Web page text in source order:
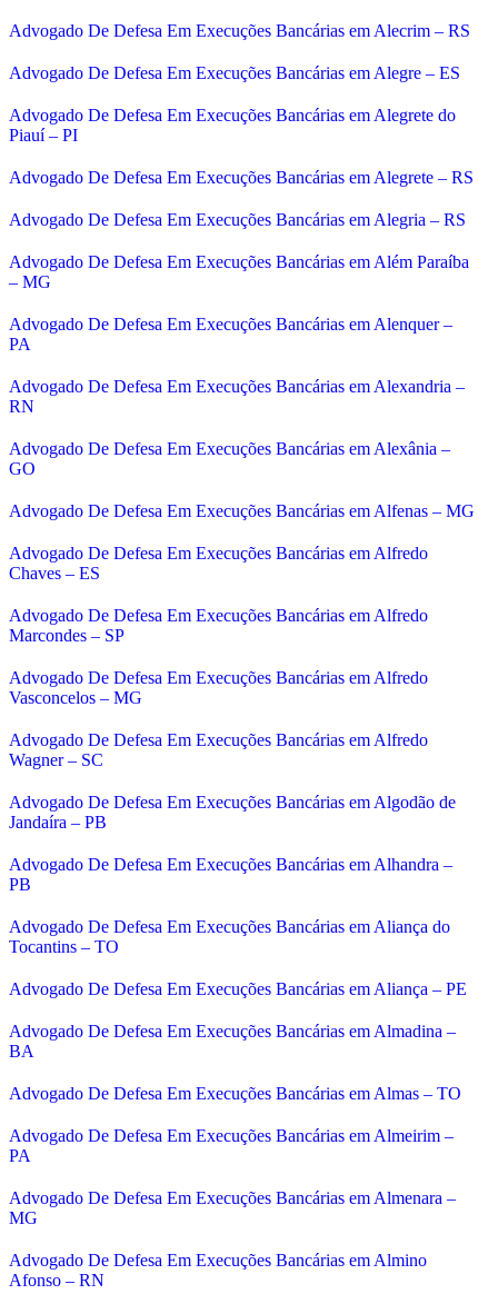
Advogado De Defesa Em Execuções Bancárias em Alecrim – RS
Advogado De Defesa Em Execuções Bancárias em Alegre – ES
Advogado De Defesa Em Execuções Bancárias em Alegrete do
Piauí – PI
Advogado De Defesa Em Execuções Bancárias em Alegrete – RS
Advogado De Defesa Em Execuções Bancárias em Alegria – RS
Advogado De Defesa Em Execuções Bancárias em Além Paraíba
– MG
Advogado De Defesa Em Execuções Bancárias em Alenquer –
PA
Advogado De Defesa Em Execuções Bancárias em Alexandria –
RN
Advogado De Defesa Em Execuções Bancárias em Alexânia –
GO
Advogado De Defesa Em Execuções Bancárias em Alfenas – MG
Advogado De Defesa Em Execuções Bancárias em Alfredo
Chaves – ES
Advogado De Defesa Em Execuções Bancárias em Alfredo
Marcondes – SP
Advogado De Defesa Em Execuções Bancárias em Alfredo
Vasconcelos – MG
Advogado De Defesa Em Execuções Bancárias em Alfredo
Wagner – SC
Advogado De Defesa Em Execuções Bancárias em Algodão de
Jandaíra – PB
Advogado De Defesa Em Execuções Bancárias em Alhandra –
PB
Advogado De Defesa Em Execuções Bancárias em Aliança do
Tocantins – TO
Advogado De Defesa Em Execuções Bancárias em Aliança – PE
Advogado De Defesa Em Execuções Bancárias em Almadina –
BA
Advogado De Defesa Em Execuções Bancárias em Almas – TO
Advogado De Defesa Em Execuções Bancárias em Almeirim –
PA
Advogado De Defesa Em Execuções Bancárias em Almenara –
MG
Advogado De Defesa Em Execuções Bancárias em Almino
Afonso – RN